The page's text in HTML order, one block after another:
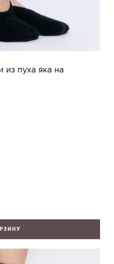
из пуха яка на